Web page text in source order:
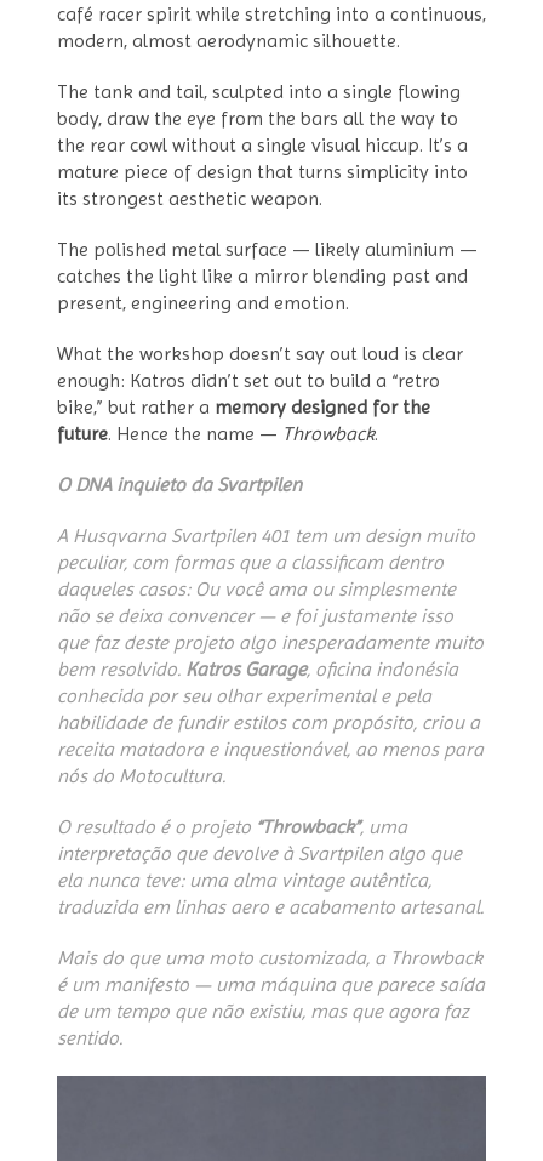
café racer spirit while stretching into a continuous,
modern, almost aerodynamic silhouette.
The tank and tail, sculpted into a single flowing
body, draw the eye from the bars all the way to
the rear cowl without a single visual hiccup. It’s a
mature piece of design that turns simplicity into
its strongest aesthetic weapon.
The polished metal surface — likely aluminium —
catches the light like a mirror blending past and
present, engineering and emotion.
What the workshop doesn’t say out loud is clear
enough: Katros didn’t set out to build a “retro
bike,” but rather a memory designed for the
future. Hence the name — Throwback.
O DNA inquieto da Svartpilen
A Husqvarna Svartpilen 401 tem um design muito
peculiar, com formas que a classificam dentro
daqueles casos: Ou você ama ou simplesmente
não se deixa convencer — e foi justamente isso
que faz deste projeto algo inesperadamente muito
bem resolvido. Katros Garage, oficina indonésia
conhecida por seu olhar experimental e pela
habilidade de fundir estilos com propósito, criou a
receita matadora e inquestionável, ao menos para
nós do Motocultura.
O resultado é o projeto “Throwback”, uma
interpretação que devolve à Svartpilen algo que
ela nunca teve: uma alma vintage autêntica,
traduzida em linhas aero e acabamento artesanal.
Mais do que uma moto customizada, a Throwback
é um manifesto — uma máquina que parece saída
de um tempo que não existiu, mas que agora faz
sentido.